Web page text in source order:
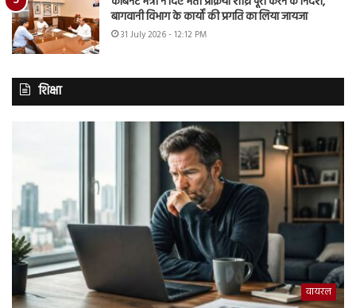
बागवानी विभाग के कार्यों की प्रगति का लिया जायजा
31 July 2026 - 12:12 PM
शिक्षा
वायरल